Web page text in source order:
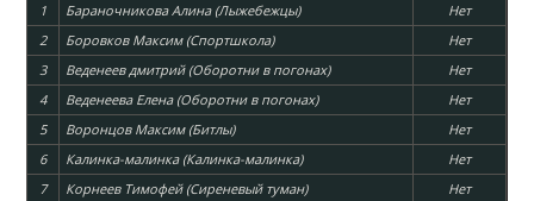
1
Бараночникова Алина (Лыжебежцы)
Нет
2
Боровков Максим (Спортшкола)
Нет
3
Веденеев дмитрий (Оборотни в погонах)
Нет
4
Веденеева Елена (Оборотни в погонах)
Нет
5
Воронцов Максим (Битлы)
Нет
6
Калинка-малинка (Калинка-малинка)
Нет
7
Корнеев Тимофей (Сиреневый туман)
Нет